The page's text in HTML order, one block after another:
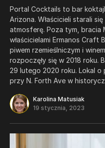
Portal Cocktails to bar
Arizona. Właścicieli starali
atmosferę. Poza tym, bracia
właścicielami Ermanos Craft
piwem rzemieślniczym i
rozpoczęły się w 2018 roku.
29 lutego 2020 roku. Lokal o
przy N. Forth Ave w
Karolina Matusiak
19 stycznia, 2023